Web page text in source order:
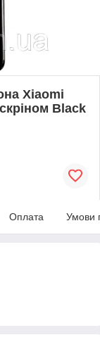
Xiaomi
Black
Оплата Умови